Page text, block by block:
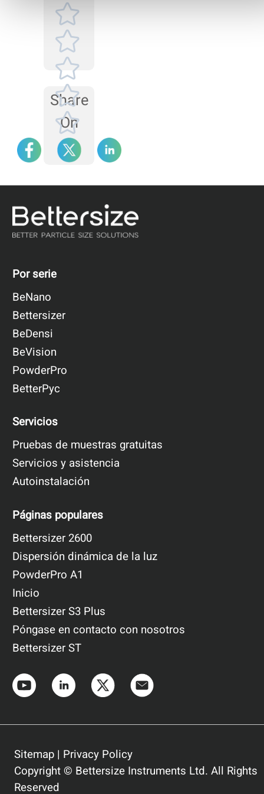
anómalas debe
comenzar con la
inspección de la cubeta
de muestra, después
de la fuente láser y la
lente y, por último, del
sistema de alineación.
Share
On
Por serie
BeNano
Bettersizer
BeDensi
BeVision
PowderPro
BetterPyc
Servicios
Pruebas de muestras gratuitas
Servicios y asistencia
Autoinstalación
Páginas populares
Bettersizer 2600
Dispersión dinámica de la luz
PowderPro A1
Inicio
Bettersizer S3 Plus
Póngase en contacto con nosotros
Bettersizer ST
Sitemap | Privacy Policy
Copyright © Bettersize Instruments Ltd. All Rights
Reserved